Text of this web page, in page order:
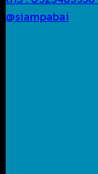
@siampabai